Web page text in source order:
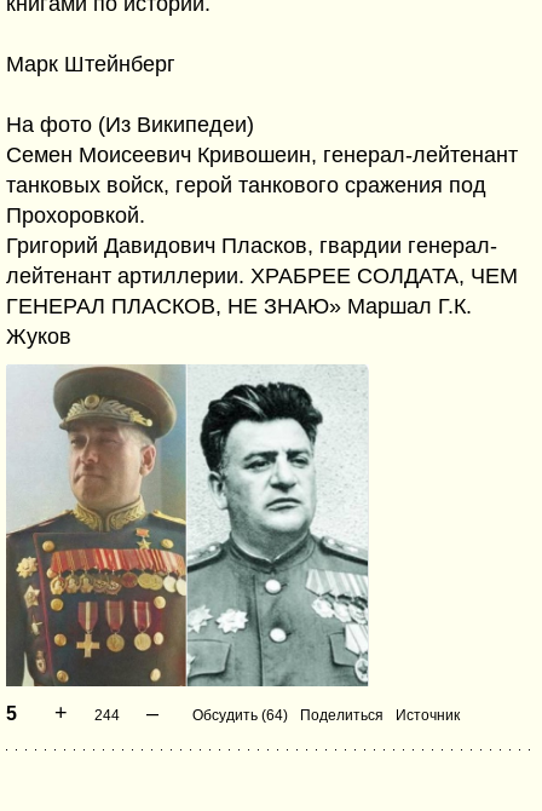
Марк Штейнберг
На фото (Из Википедеи)
Семен Моисеевич Кривошеин, генерал-лейтенант
танковых войск, герой танкового сражения под
Прохоровкой.
Григорий Давидович Пласков, гвардии генерал-
лейтенант артиллерии. ХРАБРЕЕ СОЛДАТА, ЧЕМ
ГЕНЕРАЛ ПЛАСКОВ, НЕ ЗНАЮ» Маршал Г.К.
Жуков
5 + 244 – Обсудить (64) Поделиться Источник